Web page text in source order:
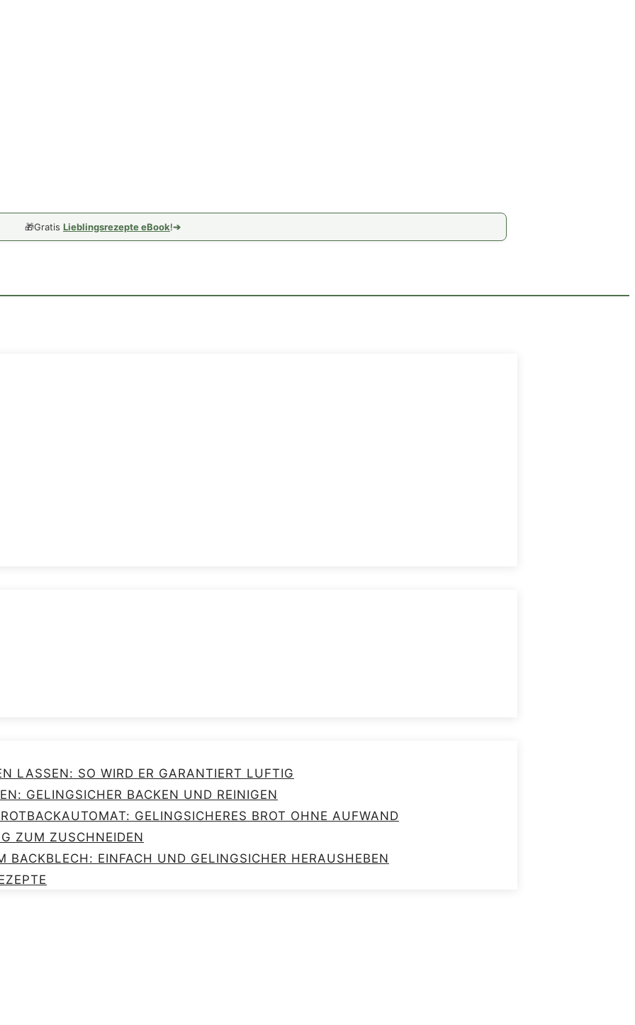
🎁Gratis Lieblingsrezepte eBook!➔
LASSEN: SO WIRD ER GARANTIERT LUFTIG
GELINGSICHER BACKEN UND REINIGEN
GELINGSICHERES BROT OHNE AUFWAND
ZUM ZUSCHNEIDEN
EINFACH UND GELINGSICHER HERAUSHEBEN